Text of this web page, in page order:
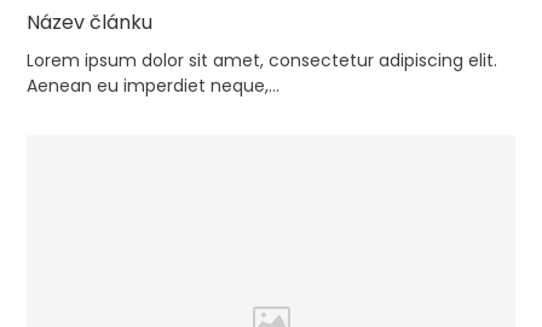
Název článku
Lorem ipsum dolor sit amet, consectetur adipiscing elit.
Aenean eu imperdiet neque,…